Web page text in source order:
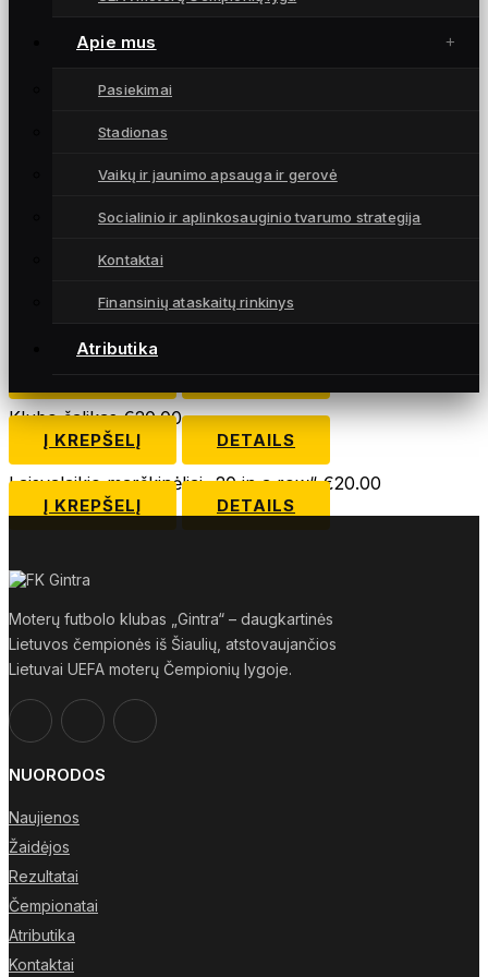
Apie mus
Pasiekimai
Stadionas
Vaikų ir jaunimo apsauga ir gerovė
Socialinio ir aplinkosauginio tvarumo strategija
Kontaktai
Finansinių ataskaitų rinkinys
Atributika
Orders available by email fkgintra@gmail.com
SUSIJĘ PRODUKTAI
Į KREPŠELĮ DETAILS
FC Gintra kepuraitė su tinkleliu
Klubo šalikas €20.00
Į KREPŠELĮ DETAILS
Laisvalaikio marškinėliai „20 in a row“ €20.00
Į KREPŠELĮ DETAILS
Moterų futbolo klubas „Gintra“ – daugkartinės
Lietuvos čempionės iš Šiaulių, atstovaujančios
Lietuvai UEFA moterų Čempionių lygoje.
NUORODOS
Naujienos
Žaidėjos
Rezultatai
Čempionatai
Atributika
Kontaktai